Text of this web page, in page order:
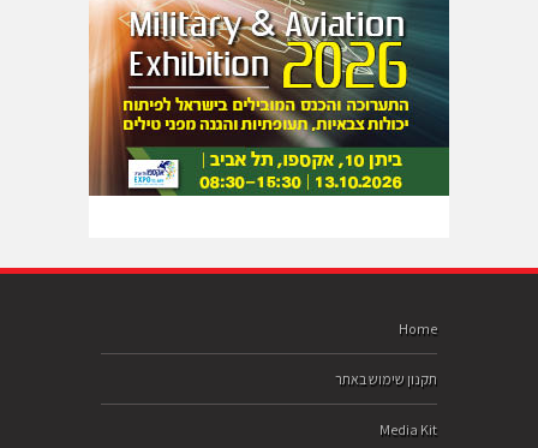
Home
תקנון שימוש באתר
Media Kit